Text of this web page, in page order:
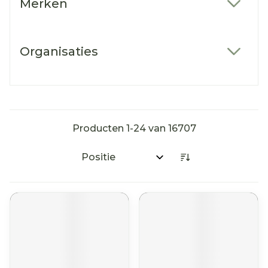
Merken
Organisaties
Producten 1-24van 16707
Sorteer op: